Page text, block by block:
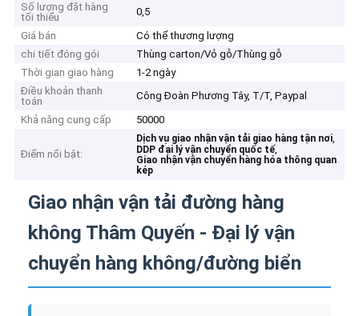
Số lượng đặt hàng
tối thiểu
0,5
Giá bán
Có thể thương lượng
chi tiết đóng gói
Thùng carton/Vỏ gỗ/Thùng gỗ
Thời gian giao hàng
1-2 ngày
Điều khoản thanh
toán
Công Đoàn Phương Tây, T/T, Paypal
Khả năng cung cấp
50000
Điểm nổi bật:
Dịch vụ giao nhận vận tải giao hàng tận nơi,
DDP đại lý vận chuyển quốc tế,
Giao nhận vận chuyển hàng hóa thông quan
kép
Giao nhận vận tải đường hàng
không Thâm Quyến - Đại lý vận
chuyển hàng không/đường biển